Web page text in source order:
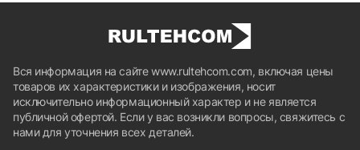
Вся информация на сайте www.rultehcom.com, включая цены
товаров их характеристики и изображения, носит
исключительно информационный характер и не является
публичной офертой. Если у вас возникли вопросы, свяжитесь с
нами для уточнения всех деталей.